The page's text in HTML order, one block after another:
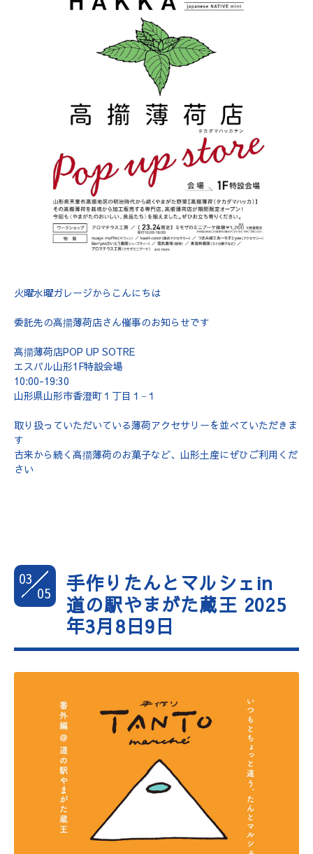
火曜水曜ガレージからこんにちは
委託先の高擶薄荷店さん催事のお知らせです
高擶薄荷店POP UP SOTRE
エスパル山形1F特設会場
10:00-19:30
山形県山形市香澄町１丁目１−１
取り扱っていただいている薄荷アクセサリーを並べていただきま
す
古来から続く高擶薄荷のお菓子など、山形土産にぜひご利用くだ
さい
03
05
手作りたんとマルシェin
道の駅やまがた蔵王 2025
年3月8日9日